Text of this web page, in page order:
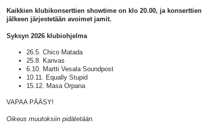
Kaikkien klubikonserttien showtime on klo 20.00, ja konserttien
jälkeen järjestetään avoimet jamit.
Syksyn 2026 klubiohjelma
26.5. Chico Matada
25.8. Kanvas
6.10. Martti Vesala Soundpost
10.11. Equally Stupid
15.12. Masa Orpana
VAPAA PÄÄSY!
Oikeus muutoksiin pidätetään.